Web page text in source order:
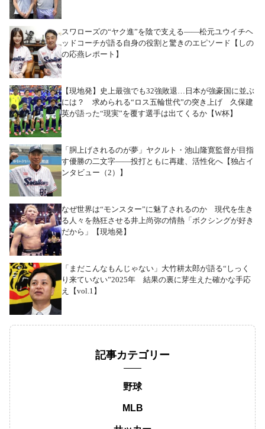
スワローズの“ヤク進”を陰で支える――松元ユウイチヘ
ッドコーチが語る自身の役割と驚きのエピソード【しの
の応燕レポート】
【現地発】史上最強でも32強敗退…日本が強豪国に並ぶ
には？ 求められる“ロス五輪世代”の突き上げ 久保建
英が語った“現実”を覆す選手は出てくるか【W杯】
「胴上げされるのが夢」ヤクルト・池山隆寛監督が目指
す優勝の二文字――投打ともに再建、活性化へ【独占イ
ンタビュー（2）】
なぜ世界は“モンスター”に魅了されるのか 現代を生き
る人々を熱狂させる井上尚弥の情熱「ボクシングが好き
だから」【現地発】
「まだこんなもんじゃない」大竹耕太郎が語る“しっく
り来ていない”2025年 結果の裏に芽生えた確かな手応
え【vol.1】
記事カテゴリー
野球
MLB